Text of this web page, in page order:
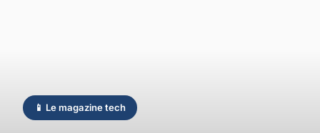
📱 Le magazine tech